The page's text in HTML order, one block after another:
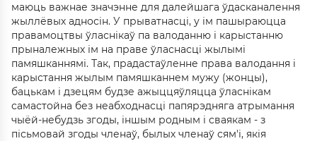
маюць важнае значэнне для далейшага ўдасканалення
жыллёвых адносін. У прыватнасці, у ім пашыраюцца
правамоцтвы ўласнікаў па валоданню і карыстанню
прыналежных ім на праве ўласнасці жылымі
памяшканнямі. Так, прадастаўленне права валодання і
карыстання жылым памяшканнем мужу (жонцы),
бацькам і дзецям будзе ажыццяўляцца ўласнікам
самастойна без неабходнасці папярэдняга атрымання
чыёй-небудзь згоды, іншым родным і сваякам - з
пісьмовай згоды членаў, былых членаў сям'і, якія